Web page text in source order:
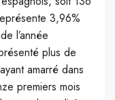
3,96%
l’année
plus de
amarré dans
premiers mois